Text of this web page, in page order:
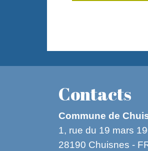
Contacts
Commune de
1, rue du 19 mars
28190 Chuisnes -